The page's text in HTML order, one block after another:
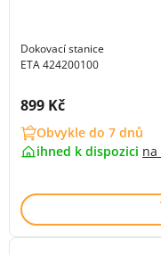
Dokovací stanice
ETA 424200100
Cena s DPH:
899 Kč
Obvykle do 7 dnů
ihned k dispozici na